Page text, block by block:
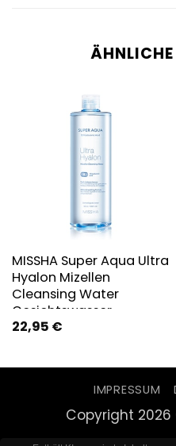
MISSHA Super Aqua Ultra
Hyalon Mizellen
Cleansing Water
Gesichtswasser
22,95 €
IMPRESSUM
Copyright